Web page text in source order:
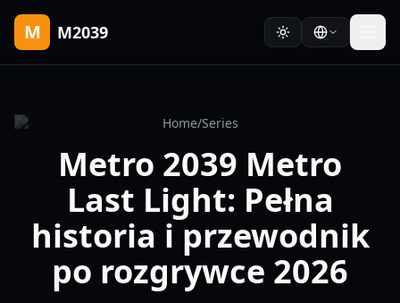
M M2039
Home/Series
Metro 2039 Metro
Last Light: Pełna
historia i przewodnik
po rozgrywce 2026